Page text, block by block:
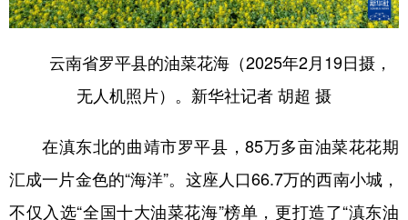
广东 广西 海南 重庆
四川 贵州 云南 西藏
甘肃 青海
新疆 内蒙古 黑龙江
多语种频道
云南省罗平县的油菜花海（2025年2月19日摄，
无人机照片）。新华社记者 胡超 摄
在滇东北的曲靖市罗平县，85万多亩油菜花花期
汇成一片金色的“海洋”。这座人口66.7万的西南小城，
不仅入选“全国十大油菜花海”榜单，更打造了“滇东油